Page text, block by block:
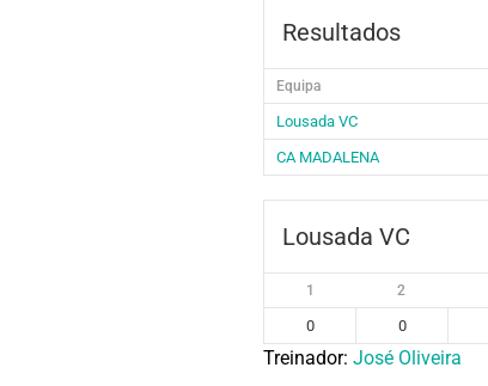
Resultados
Equipa
Lousada VC
CA MADALENA
Lousada VC
1 2
0 0
Treinador: José Oliveira